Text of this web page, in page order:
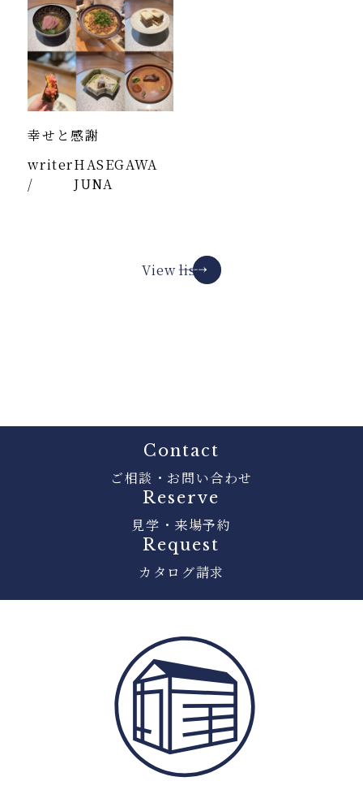
幸せと感謝
writer
/
HASEGAWA
JUNA
View list
Contact
ご相談・お問い合わせ
Reserve
見学・来場予約
Request
カタログ請求